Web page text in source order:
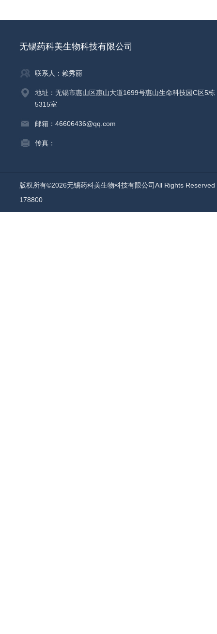
无锡药科美生物科技有限公司
联系人：赖秀丽
地址：无锡市惠山区惠山大道1699号惠山生命科技园C区5栋
5315室
邮箱：46606436@qq.com
传真：
版权所有©2026无锡药科美生物科技有限公司All Rights
178800